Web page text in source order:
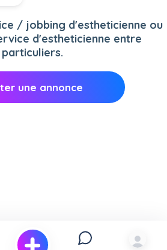
/ jobbing d'estheticienne ou
d'estheticienne entre
particuliers.
une annonce
Prothésiste ongulaire entre